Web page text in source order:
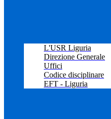
L'USR Liguria
Direzione Generale
Uffici
Codice disciplinare
EFT - Liguria